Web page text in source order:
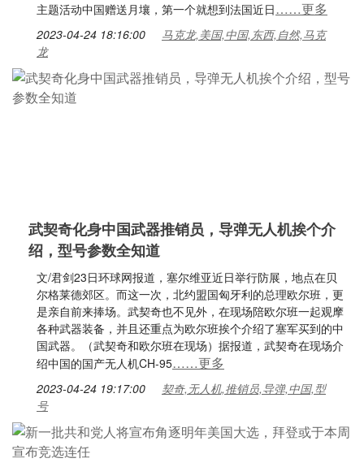
主题活动中国赠送月壤，第一个就想到法国近日……更多
2023-04-24 18:16:00
马克龙,美国,中国,东西,自然,马克
龙
武契奇化身中国武器推销员，导弹无人机挨个介
绍，型号参数全知道
文/君剑23日环球网报道，塞尔维亚近日举行防展，地点在贝
尔格莱德郊区。而这一次，北约盟国匈牙利的总理欧尔班，更
是亲自前来捧场。武契奇也不见外，在现场陪欧尔班一起观摩
各种武器装备，并且还重点为欧尔班挨个介绍了塞军买到的中
国武器。（武契奇和欧尔班在现场）据报道，武契奇在现场介
绍中国的国产无人机CH-95……更多
2023-04-24 19:17:00
契奇,无人机,推销员,导弹,中国,型
号